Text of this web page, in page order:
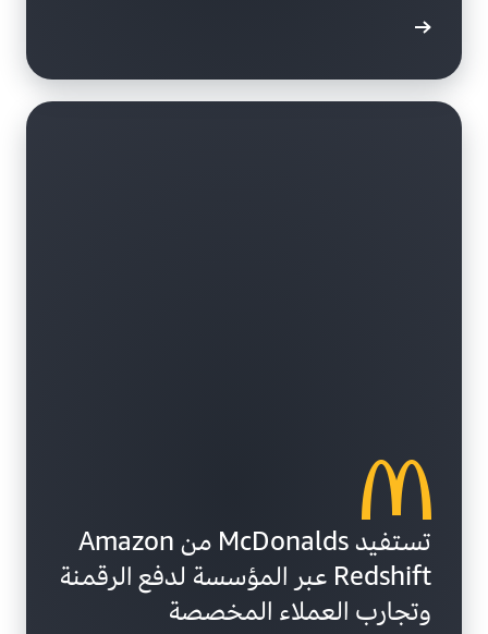
تستفيد McDonalds من Amazon
Redshift عبر المؤسسة لدفع الرقمنة
وتجارب العملاء المخصصة